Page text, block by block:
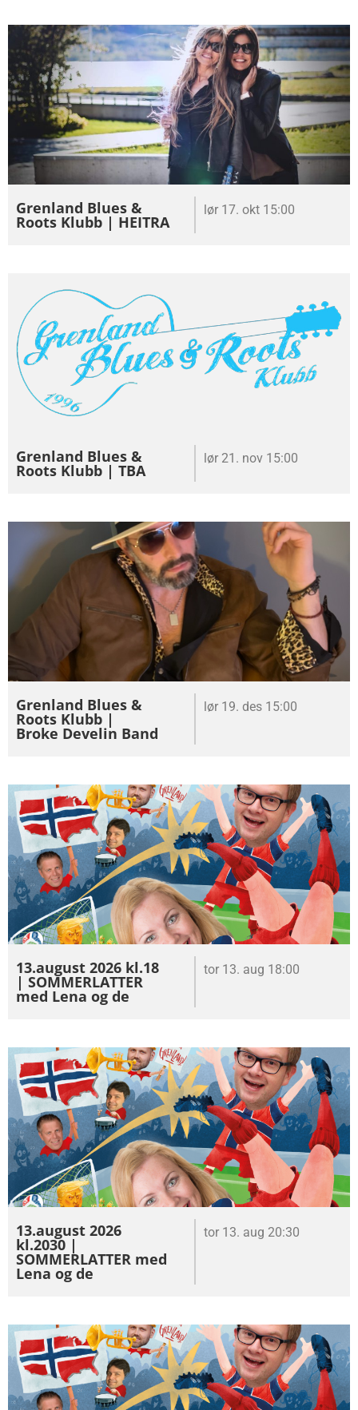
Grenland Blues &
Roots Klubb | HEITRA
lør 17. okt 15:00
Grenland Blues &
Roots Klubb | TBA
lør 21. nov 15:00
Grenland Blues &
Roots Klubb |
Broke Develin Band
lør 19. des 15:00
13.august 2026 kl.18
| SOMMERLATTER
med Lena og de
tor 13. aug 18:00
13.august 2026
kl.2030 |
SOMMERLATTER med
Lena og de
tor 13. aug 20:30